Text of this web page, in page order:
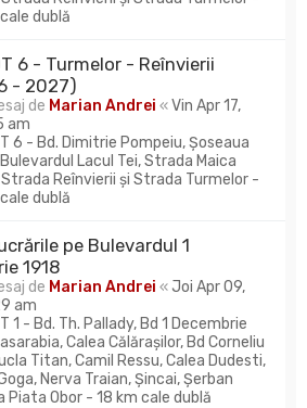
dublă
6 - Turmelor - Reînvierii
- 2027)
de Marian Andrei «Vin Apr 17,
am
6 - Bd. Dimitrie Pompeiu, Șoseaua
Lacul Tei, Strada Maica
Strada Reînvierii și Strada Turmelor -
dublă
pe Bulevardul 1
1918
de Marian Andrei « Joi Apr 09,
am
1 - Bd. Th. Pallady, Bd 1 Decembrie
Calea Călărașilor, Bd Corneliu
Titan, Camil Ressu, Calea Dudesti,
Nerva Traian, Șincai, Șerban
Piata Obor - 18 km cale dublă